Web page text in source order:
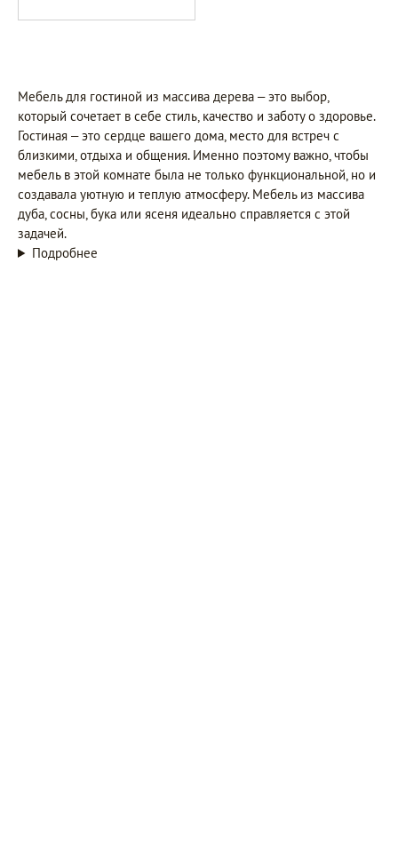
Мебель для гостиной из массива дерева – это выбор,
который сочетает в себе стиль, качество и заботу о здоровье.
Гостиная – это сердце вашего дома, место для встреч с
близкими, отдыха и общения. Именно поэтому важно, чтобы
мебель в этой комнате была не только функциональной, но и
создавала уютную и теплую атмосферу. Мебель из массива
дуба, сосны, бука или ясеня идеально справляется с этой
задачей.
Подробнее